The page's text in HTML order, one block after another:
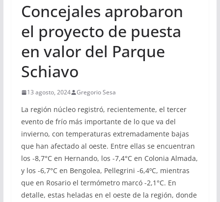
Concejales aprobaron
el proyecto de puesta
en valor del Parque
Schiavo
13 agosto, 2024 Gregorio Sesa
La región núcleo registró, recientemente, el tercer
evento de frío más importante de lo que va del
invierno, con temperaturas extremadamente bajas
que han afectado al oeste. Entre ellas se encuentran
los -8,7°C en Hernando, los -7,4°C en Colonia Almada,
y los -6,7°C en Bengolea, Pellegrini -6,4ºC, mientras
que en Rosario el termómetro marcó -2,1°C. En
detalle, estas heladas en el oeste de la región, donde